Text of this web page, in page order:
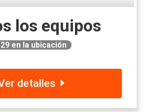
los equipos
29 en la ubicación
detalles